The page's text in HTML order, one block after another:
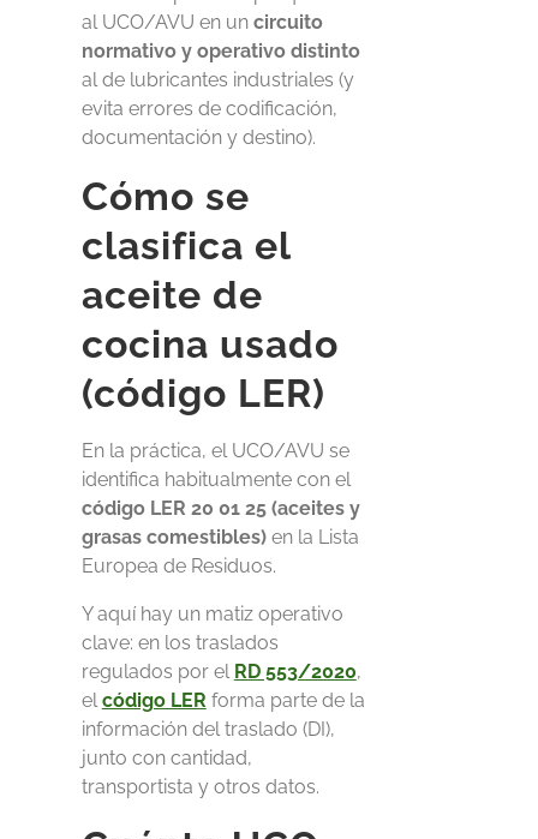
al UCO/AVU en un circuito
normativo y operativo distinto
al de lubricantes industriales (y
evita errores de codificación,
documentación y destino).
Cómo se
clasifica el
aceite de
cocina usado
(código LER)
En la práctica, el UCO/AVU se
identifica habitualmente con el
código LER 20 01 25 (aceites y
grasas comestibles)en la Lista
Europea de Residuos.
Y aquí hay un matiz operativo
clave: en los traslados
regulados por el RD 553/2020,
el código LER forma parte de la
información del traslado (DI),
junto con cantidad,
transportista y otros datos.